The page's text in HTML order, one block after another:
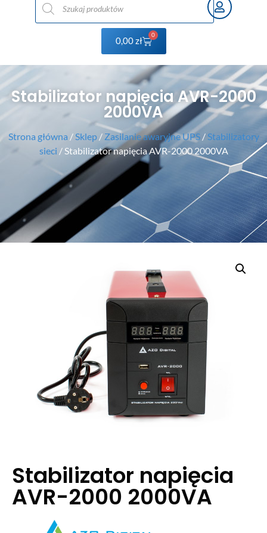
0,00zł
0
Stabilizator napięcia AVR-2000
2000VA
Strona główna / Sklep/ Zasilanie awaryjne UPS/ Stabilizatory
sieci / Stabilizator napięcia AVR-2000 2000VA
Stabilizator napięcia
AVR-2000 2000VA